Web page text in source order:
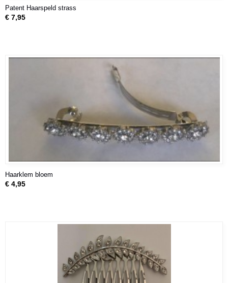
Patent Haarspeld strass
€ 7,95
Haarklem bloem
€ 4,95